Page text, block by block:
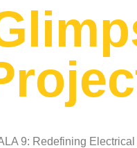
9: Redefining